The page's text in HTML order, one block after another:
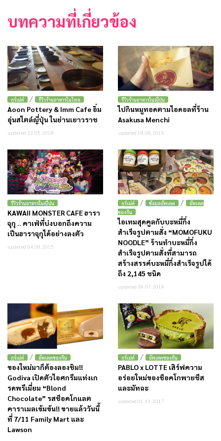
บทความที่เกี่ยวข้อง
กูร์เม่ต์ / รีวิวร้านอาหารในไทย
Aoon Pottery & Imm Cafe อิ่ม
อุ่นสไตล์ญี่ปุ่น ในย่านเยาวราช
updated 23.05.2018
รีวิวร้านอาหารในญี่ปุ่น
ไปกินหมูทอดตามไอดอลที่ร้าน
Asakusa Menchi
updated 18.06.2015
รีวิวร้านอาหารในญี่ปุ่น
KAWAII MONSTER CAFE ฮารา
จุกุ .. คาเฟ่ที่บ่งบอกถึงความ
เป็นฮาราจุกุได้อย่างลงตัว
updated 04.08.2015
กูร์เม่ต์ / ข้อมูลอัพเดต /
อัพเดต
ของกิน
ไอเทมสุดคูลกับบะหมี่กึ่ง
สำเร็จรูปตามสั่ง “MOMOFUKU
NOODLE” ร้านทำบะหมี่กึ่ง
สำเร็จรูปตามสั่งที่สามารถ
สร้างสรรค์บะหมี่กึ่งสำเร็จรูปได้
ถึง 2,145 ชนิด
updated 09.07.2019
กูร์เม่ต์ / อัพเดตของกิน
ของใหม่มาก็ต้องลองชิม!!
Godiva เปิดตัวไอศกรีมแท่งเก
รดพรีเมี่ยม “Blond
Chocolate” รสช็อคโกแลต
คาราเมลเข้มข้น!! ขายแล้ววันนี้
ที่ 7/11 Family Mart และ
Lawson
กูร์เม่ต์ / อัพเดตของกิน
PABLO x LOTTE เสิร์ฟความ
อร่อยใหม่ของช็อคโกพายชีส
และมัทฉะ
updated 01.11.2017